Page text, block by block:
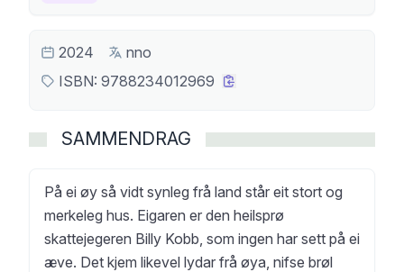
2024
nno
ISBN: 9788234012969
SAMMENDRAG
På ei øy så vidt synleg frå land står eit stort og
merkeleg hus. Eigaren er den heilsprø
skattejegeren Billy Kobb, som ingen har sett på ei
æve. Det kjem likevel lydar frå øya, nifse brøl